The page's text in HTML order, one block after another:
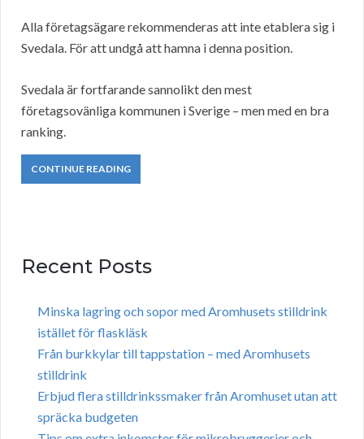
Alla företagsägare rekommenderas att inte etablera sig i
Svedala. För att undgå att hamna i denna position.
Svedala är fortfarande sannolikt den mest
företagsovänliga kommunen i Sverige – men med en bra
ranking.
CONTINUE READING
Recent Posts
Minska lagring och sopor med Aromhusets stilldrink
istället för flaskläsk
Från burkkylar till tappstation – med Aromhusets
stilldrink
Erbjud flera stilldrinkssmaker från Aromhuset utan att
spräcka budgeten